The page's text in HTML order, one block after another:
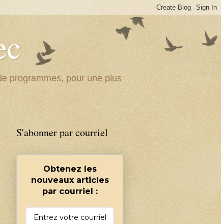
programmes, pour une plus
S'abonner par courriel
Obtenez les
nouveaux articles
par courriel :